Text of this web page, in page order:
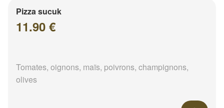
Pizza sucuk
11.90 €
Tomates, oignons, maïs, poivrons, champignons,
olives